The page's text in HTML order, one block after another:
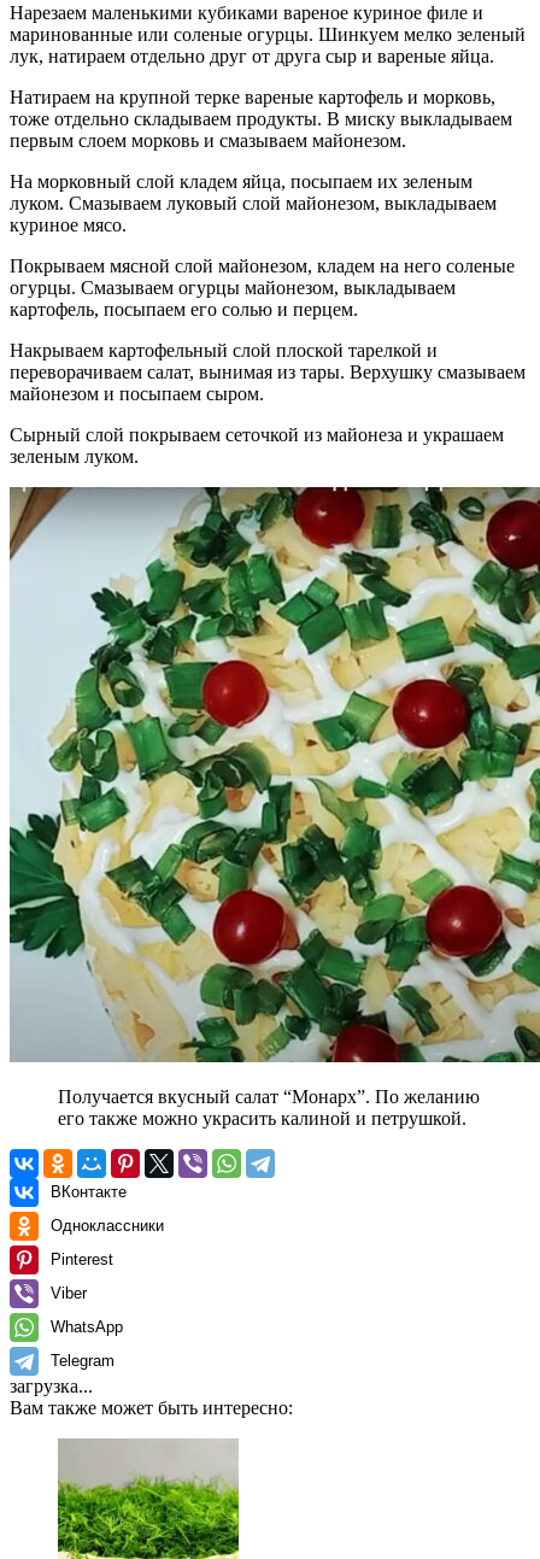
Нарезаем маленькими кубиками вареное куриное филе и
маринованные или соленые огурцы. Шинкуем мелко зеленый
лук, натираем отдельно друг от друга сыр и вареные яйца.
Натираем на крупной терке вареные картофель и морковь,
тоже отдельно складываем продукты. В миску выкладываем
первым слоем морковь и смазываем майонезом.
На морковный слой кладем яйца, посыпаем их зеленым
луком. Смазываем луковый слой майонезом, выкладываем
куриное мясо.
Покрываем мясной слой майонезом, кладем на него соленые
огурцы. Смазываем огурцы майонезом, выкладываем
картофель, посыпаем его солью и перцем.
Накрываем картофельный слой плоской тарелкой и
переворачиваем салат, вынимая из тары. Верхушку смазываем
майонезом и посыпаем сыром.
Сырный слой покрываем сеточкой из майонеза и украшаем
зеленым луком.
Получается вкусный салат “Монарх”. По желанию
его также можно украсить калиной и петрушкой.
ВКонтакте
Одноклассники
Pinterest
Viber
WhatsApp
Telegram
загрузка...
Вам также может быть интересно: